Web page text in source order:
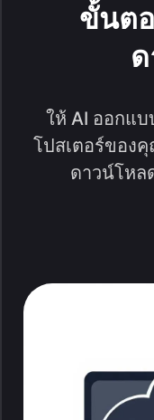
ขั้นต
ให้ AI ออกแบ
โปสเตอร์ของ
ดาวน์โหล